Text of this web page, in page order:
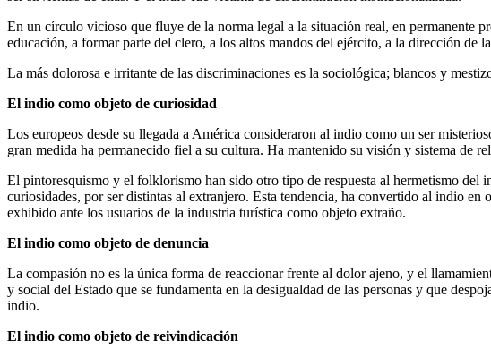
En un círculo vicioso que fluye de la norma legal a la situación real, en permanente
educación, a formar parte del clero, a los altos mandos del ejército, a la dirección de
La más dolorosa e irritante de las discriminaciones es la sociológica; blancos y
El indio como objeto de curiosidad
Los europeos desde su llegada a América consideraron al indio como un ser
gran medida ha permanecido fiel a su cultura. Ha mantenido su visión y sistema de
El pintoresquismo y el folklorismo han sido otro tipo de respuesta al hermetismo del
curiosidades, por ser distintas al extranjero. Esta tendencia, ha convertido al indio
exhibido ante los usuarios de la industria turística como objeto extraño.
El indio como objeto de denuncia
La compasión no es la única forma de reaccionar frente al dolor ajeno, y el
y social del Estado que se fundamenta en la desigualdad de las personas y que
indio.
El indio como objeto de reivindicación